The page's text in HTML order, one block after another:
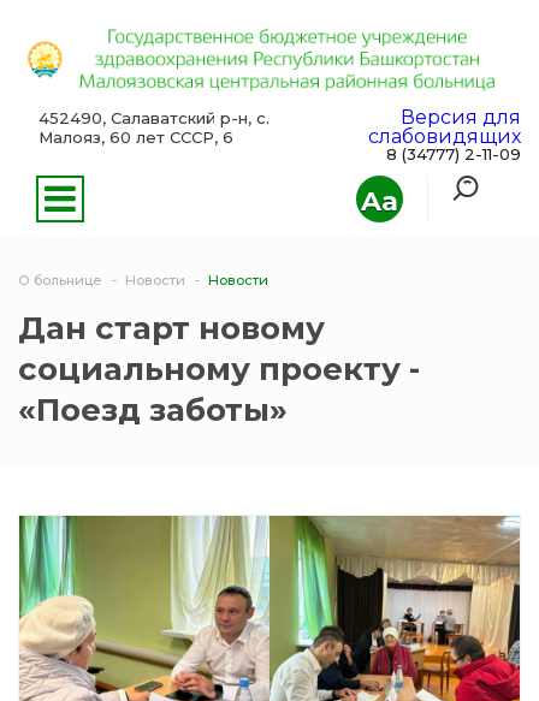
Aa
452490, Салаватский р-н, с.
Малояз, 60 лет СССР, 6
Версия для
слабовидящих
8 (34777) 2-11-09
О больнице Новости Новости
Дан старт новому
социальному проекту -
«Поезд заботы»